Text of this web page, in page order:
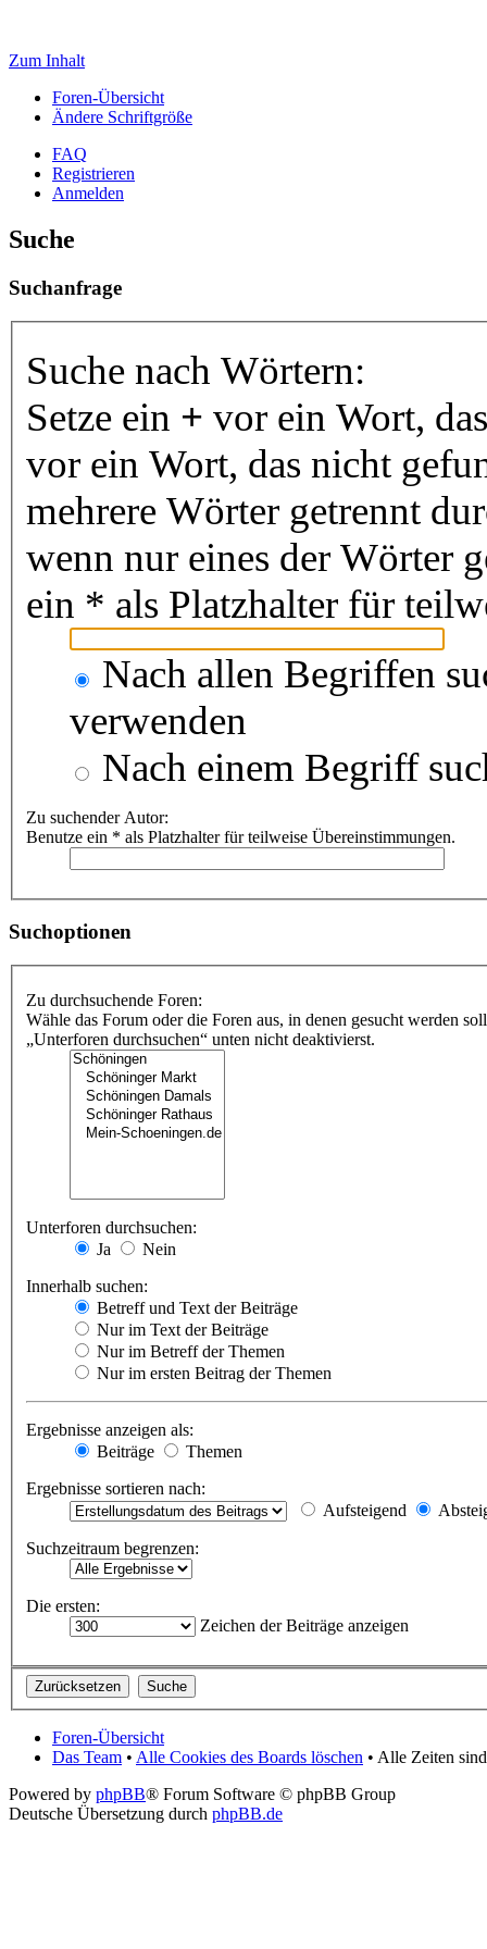
Zum Inhalt
Foren-Übersicht
Ändere Schriftgröße
FAQ
Registrieren
Anmelden
Suche
Suchanfrage
Suche nach Wörtern:
Setze ein + vor ein Wort,
vor ein Wort, das nicht
mehrere Wörter getrennt
wenn nur eines der Wörter
ein * als Platzhalter für
Nach allen Begriffen
verwenden
Nach einem Begriff
Zu suchender Autor:
Benutze ein * als Platzhalter für teilweise Übereinstimmungen.
Suchoptionen
Zu durchsuchende Foren:
Wähle das Forum oder die Foren aus, in denen gesucht werden
„Unterforen durchsuchen“ unten nicht deaktivierst.
Unterforen durchsuchen:
Ja
Nein
Innerhalb suchen:
Betreff und Text der Beiträge
Nur im Text der Beiträge
Nur im Betreff der Themen
Nur im ersten Beitrag der Themen
Ergebnisse anzeigen als:
Beiträge
Themen
Ergebnisse sortieren nach:
Aufsteigend
Suchzeitraum begrenzen:
Die ersten:
Zeichen der Beiträge anzeigen
Foren-Übersicht
Das Team • Alle Cookies des Boards löschen • Alle Zeiten
Powered by phpBB® Forum Software © phpBB Group
Deutsche Übersetzung durch phpBB.de